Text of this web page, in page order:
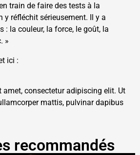
train de faire des tests à la
y réfléchit sérieusement. Il y a
: la couleur, la force, le goût, la
»
ici :
consectetur adipiscing elit. Ut
mattis, pulvinar dapibus
recommandés